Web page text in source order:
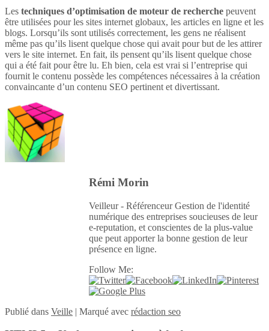
Les techniques d’optimisation de moteur de recherche peuvent
être utilisées pour les sites internet globaux, les articles en ligne et les
blogs. Lorsqu’ils sont utilisés correctement, les gens ne réalisent
même pas qu’ils lisent quelque chose qui avait pour but de les attirer
vers le site internet. En fait, ils pensent qu’ils lisent quelque chose
qui a été fait pour être lu. Eh bien, cela est vrai si l’entreprise qui
fournit le contenu possède les compétences nécessaires à la création
convaincante d’un contenu SEO pertinent et divertissant.
Rémi Morin
Veilleur - Référenceur Gestion de l'identité
numérique des entreprises soucieuses de leur
e-reputation, et conscientes de la plus-value
que peut apporter la bonne gestion de leur
présence en ligne.
Follow Me:
Publié dans Veille | Marqué avec rédaction seo